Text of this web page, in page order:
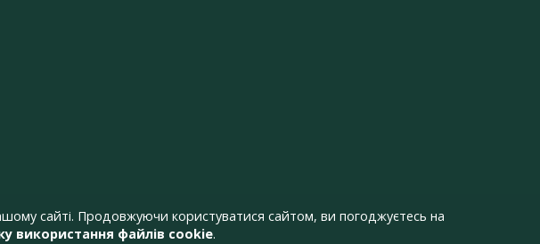
сайті. Продовжуючи користуватися сайтом, ви погоджуєтесь на
використання файлів cookie.